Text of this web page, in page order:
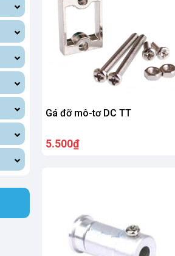
Gá đỡ mô-tơ DC TT
5.500₫